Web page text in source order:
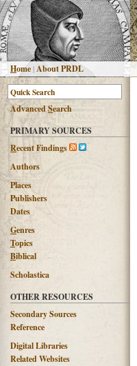
Home |About PRDL
AdvancedSearch
PRIMARY SOURCES
Recent Findings
Authors
Places
Publishers
Dates
Genres
Topics
Biblical
Scholastica
OTHER RESOURCES
Secondary Sources
Reference
Digital Libraries
Related Websites